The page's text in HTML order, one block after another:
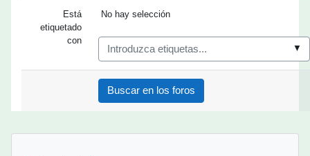
Está
etiquetado
con
Ítems seleccioandos:
No hay selección
▼
Buscar en los foros